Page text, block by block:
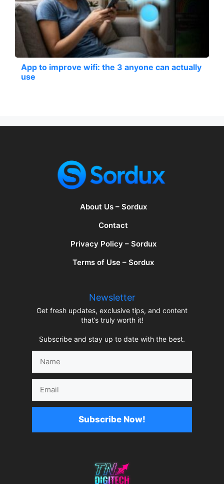
App to improve wifi: the 3 anyone can actually
use
About Us – Sordux
Contact
Privacy Policy – Sordux
Terms of Use – Sordux
Newsletter
Get fresh updates, exclusive tips, and content
that’s truly worth it!
Subscribe and stay up to date with the best.
Subscribe Now!